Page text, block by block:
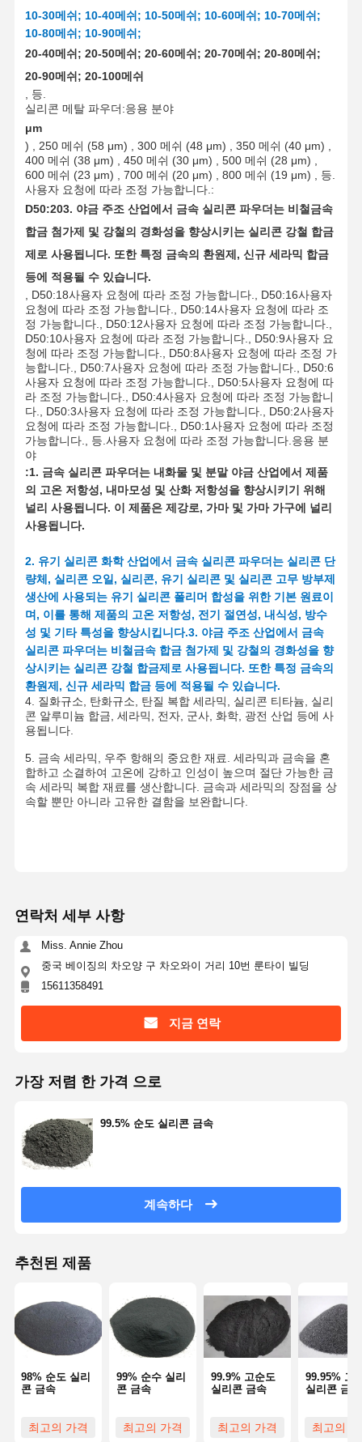
홈 제품 소개 회사 소개 공장 투어
품질 관리 연락처 견적 요청
단분산 실리카 미소구체
실리카 나노구체
실리카 미소구체 화장품
용융 실리카 분말
친수성 퓸드 실리카
수소공성 비료
실리콘 금속 분말
10-30메쉬; 10-40메쉬; 10-50메쉬; 10-60메쉬; 10-70메쉬;
10-80메쉬; 10-90메쉬;
20-40메쉬; 20-50메쉬; 20-60메쉬; 20-70메쉬; 20-80메쉬;
20-90메쉬; 20-100메쉬
, 등.
실리콘 메탈 파우더:응용 분야
μm
) , 250 메쉬 (58 μm) , 300 메쉬 (48 μm) , 350 메쉬 (40 μm) ,
400 메쉬 (38 μm) , 450 메쉬 (30 μm) , 500 메쉬 (28 μm) ,
600 메쉬 (23 μm) , 700 메쉬 (20 μm) , 800 메쉬 (19 μm) , 등.
사용자 요청에 따라 조정 가능합니다. :
D50:203. 야금 주조 산업에서 금속 실리콘 파우더는 비철금속
합금 첨가제 및 강철의 경화성을 향상시키는 실리콘 강철 합금
제로 사용됩니다. 또한 특정 금속의 환원제, 신규 세라믹 합금
등에 적용될 수 있습니다.
, D50:18사용자 요청에 따라 조정 가능합니다. , D50:16사용자
요청에 따라 조정 가능합니다.
, D50:14사용자 요청에 따라 조
정 가능합니다.
, D50:12사용자 요청에 따라 조정 가능합니다.
D50:10사용자 요청에 따라 조정 가능합니다. , D50:9사용자 요
청에 따라 조정 가능합니다.
, D50:8사용자 요청에 따라 조정 가
능합니다.
, D50:7사용자 요청에 따라 조정 가능합니다.
, D50:6
사용자 요청에 따라 조정 가능합니다.
, D50:5사용자 요청에 따
라 조정 가능합니다.
, D50:4사용자 요청에 따라 조정 가능합니
다.
, D50:3사용자 요청에 따라 조정 가능합니다. , D50:2사용자
요청에 따라 조정 가능합니다.
, D50:1사용자 요청에 따라 조정
가능합니다.
, 등. 사용자 요청에 따라 조정 가능합니다. 응용 분
야
:1. 금속 실리콘 파우더는 내화물 및 분말 야금 산업에서 제품
의 고온 저항성, 내마모성 및 산화 저항성을 향상시키기 위해
널리 사용됩니다. 이 제품은 제강로, 가마 및 가마 가구에 널리
사용됩니다.
2. 유기 실리콘 화학 산업에서 금속 실리콘 파우더는 실리콘 단
량체, 실리콘 오일, 실리콘, 유기 실리콘 및 실리콘 고무 방부제
생산에 사용되는 유기 실리콘 폴리머 합성을 위한 기본 원료이
며, 이를 통해 제품의 고온 저항성, 전기 절연성, 내식성, 방수
성 및 기타 특성을 향상시킵니다.3. 야금 주조 산업에서 금속
실리콘 파우더는 비철금속 합금 첨가제 및 강철의 경화성을 향
상시키는 실리콘 강철 합금제로 사용됩니다. 또한 특정 금속의
환원제, 신규 세라믹 합금 등에 적용될 수 있습니다.
4. 질화규소, 탄화규소, 탄질 복합 세라믹, 실리콘 티타늄, 실리
콘 알루미늄 합금, 세라믹, 전자, 군사, 화학, 광전 산업 등에 사
용됩니다.
5. 금속 세라믹, 우주 항해의 중요한 재료. 세라믹과 금속을 혼
합하고 소결하여 고온에 강하고 인성이 높으며 절단 가능한 금
속 세라믹 복합 재료를 생산합니다. 금속과 세라믹의 장점을 상
속할 뿐만 아니라 고유한 결함을 보완합니다.
연락처 세부 사항
Miss. Annie Zhou
중국 베이징의 차오양 구 차오와이 거리 10번 룬타이 빌딩
15611358491
지금 연락
가장 저렴 한 가격 으로
99.5% 순도 실리콘 금속
계속하다
추천된 제품
98% 순도 실리
콘 금속
최고의 가격
99% 순수 실리
콘 금속
최고의 가격
99.9% 고순도
실리콘 금속
최고의 가격
99.95% 고
실리콘 금속
최고의